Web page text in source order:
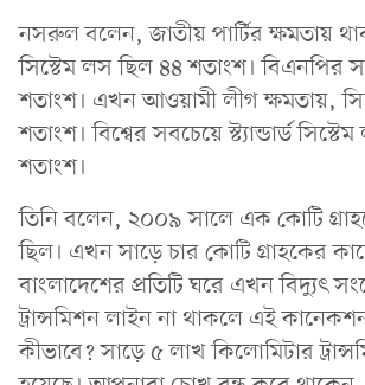
নসরুল বলেন, জাতীয় পার্টির ক্ষমতায়
সিস্টেম লস ছিল ৪৪ শতাংশ। বিএনপির
শতাংশ। এখন আওয়ামী লীগ ক্ষমতায়,
শতাংশ। বিশ্বের সবচেয়ে স্ট্যান্ডার্ড
শতাংশ।
তিনি বলেন, ২০০৯ সালে এক কোটি
ছিল। এখন সাড়ে চার কোটি গ্রাহকের
বাংলাদেশের প্রতিটি ঘরে এখন বিদ্যুৎ
ট্রান্সমিশন লাইন না থাকলে এই
কীভাবে? সাড়ে ৫ লাখ কিলোমিটার